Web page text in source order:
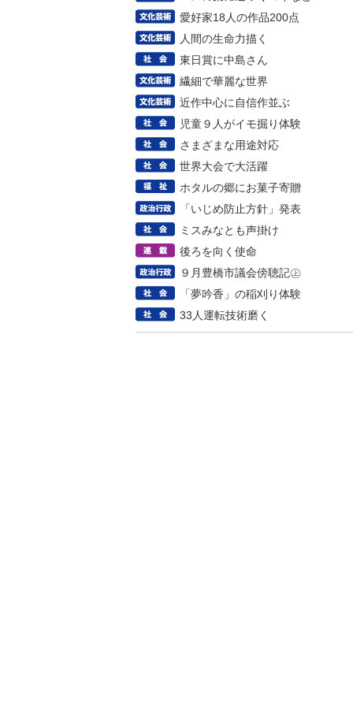
愛好家18人の作品200点
人間の生命力描く
東日賞に中島さん
繊細で華麗な世界
近作中心に自信作並ぶ
児童９人がイモ掘り体験
さまざまな用途対応
世界大会で大活躍
ホタルの郷にお菓子寄贈
「いじめ防止方針」発表
ミスみなとも声掛け
後ろを向く使命
９月豊橋市議会傍聴記㊤
「夢吟香」の稲刈り体験
33人運転技術磨く